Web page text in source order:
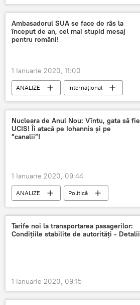
Ambasadorul SUA se face de râs la
început de an, cel mai stupid mesaj
pentru români!
1 Ianuarie 2020, 11:00
ANALIZE Internaţional
Nucleara de Anul Nou: Vîntu, gata să fie
UCIS! Îi atacă pe Iohannis și pe
”canalii”!
1 Ianuarie 2020, 09:44
ANALIZE Politică
Tarife noi la transportarea pasagerilor:
Condițiile stabilite de autorități - Detalii
1 Ianuarie 2020, 09:15